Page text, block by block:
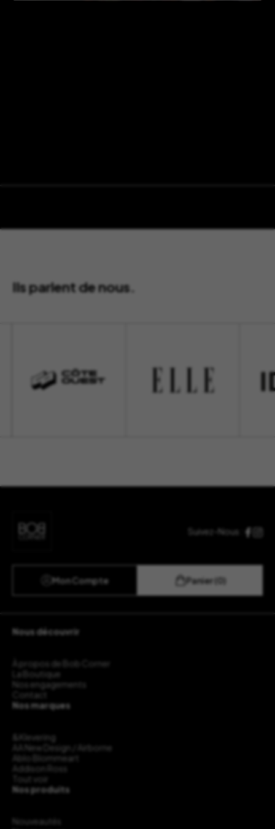
Ils parlent de nous.
Suivez-Nous :
Mon Compte Panier (0)
Nous découvrir
À propos de Bob Corner
La Boutique
Nos engagements
Contact
Nos marques
&Klevering
AA New Design / Airborne
Ablo Blommeart
Addison Ross
Tout voir
Nos produits
Nouveautés